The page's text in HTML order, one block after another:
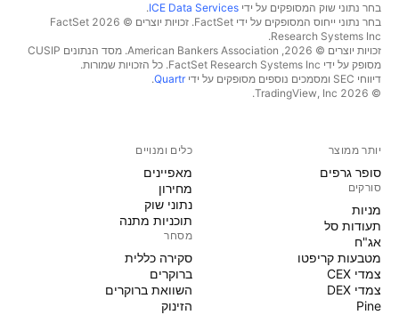
בחר נתוני שוק המסופקים על ידי ICE Data Services
.
בחר נתוני ייחוס המסופקים על ידי FactSet. זכויות יוצרים © 2026 ‏FactSet
Research Systems Inc.‏
זכויות יוצרים © 2026, ‏American Bankers Association. מסד הנתונים CUSIP
מסופק על ידי FactSet Research Systems Inc. כל הזכויות שמורות.
דיווחי SEC ומסמכים נוספים מסופקים על ידי
Quartr
.
© 2026 ‏TradingView, Inc.‏
יותר ממוצר
סופר גרפים
סורקים
מניות‏
תעודות סל
אג"ח
מטבעות קריפטו
צמדי CEX
צמדי DEX
Pine
כלים ומנויים
מאפיינים
מחירון
נתוני שוק
תוכניות מתנה
מסחר
סקירה כללית
ברוקרים
השוואת ברוקרים
הזינוק